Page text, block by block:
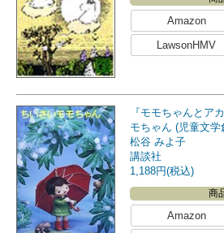
Amazon
LawsonHMV
『モモちゃんとア
モちゃん (児童文学
松谷 みよ子
講談社
1,188円(税込)
商
Amazon